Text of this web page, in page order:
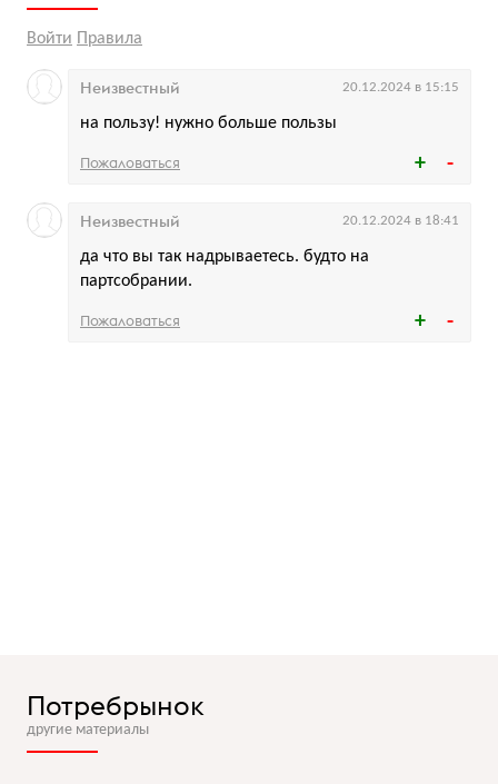
Войти Правила
на пользу! нужно больше пользы
Неизвестный 20.12.2024 в 15:15
Пожаловаться
да что вы так надрываетесь. будто на
партсобрании.
Неизвестный 20.12.2024 в 18:41
Пожаловаться
Потребрынок
другие материалы